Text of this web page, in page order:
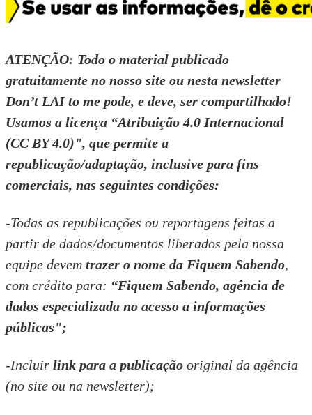
ATENÇÃO: Todo o material publicado
gratuitamente no nosso site ou nesta newsletter
Don’t LAI to me pode, e deve, ser compartilhado!
Usamos a licença “Atribuição 4.0 Internacional
(CC BY 4.0)", que permite a
republicação/adaptação, inclusive para fins
comerciais, nas seguintes condições:
-Todas as republicações ou reportagens feitas a
partir de dados/documentos liberados pela nossa
equipe devem trazer o nome da Fiquem Sabendo,
com crédito para: “Fiquem Sabendo, agência de
dados especializada no acesso a informações
públicas";
-Incluir link para a publicação original da agência
(no site ou na newsletter);